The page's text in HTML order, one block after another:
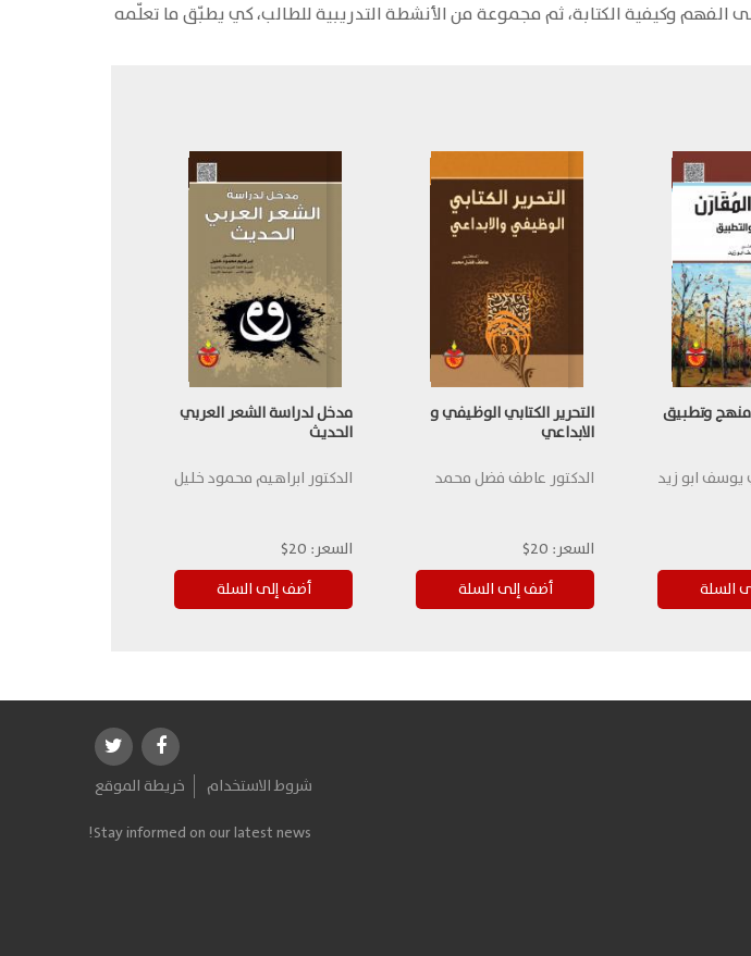
وكيفية الكتابة، ثم مجموعة من الأنشطة التدريبية للطالب، كي يطبّق ما تعلّمه
منهج وتطبيق
يوسف ابو زيد
التحرير الكتابي الوظيفي و
الابداعي
الدكتور عاطف فضل محمد
السعر: 20$
مدخل لدراسة الشعر العربي
الحديث
الدكتور ابراهيم محمود خليل
السعر: 20$
شروط الاستخدام
خريطة الموقع
Stay informed on our latest news!